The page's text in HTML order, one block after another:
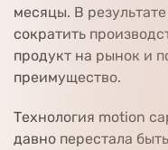
месяцы. В
сократить
продукт на рынок и
преимущество.
Технология motion
давно перестала